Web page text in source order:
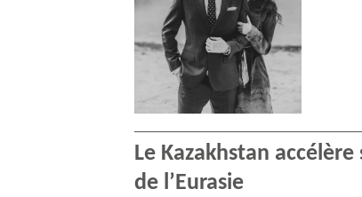
Le Kazakhstan
de l’Eurasie